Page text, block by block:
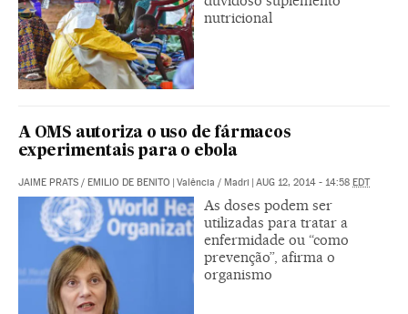
nutricional
A OMS autoriza o uso de fármacos
experimentais para o ebola
JAIME PRATS / EMILIO DE BENITO | Valência / Madri | AUG 12, 2014 - 14:58 EDT
As doses podem ser
utilizadas para tratar a
enfermidade ou “como
prevenção”, afirma o
organismo